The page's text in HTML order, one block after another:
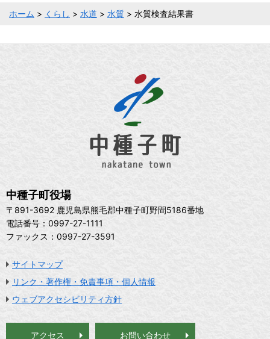
ホーム > くらし > 水道 > 水質 > 水質検査結果書
中種子町役場
〒891-3692 鹿児島県熊毛郡中種子町野間5186番地
電話番号：0997-27-1111
ファックス：0997-27-3591
サイトマップ
リンク・著作権・免責事項・個人情報
ウェブアクセシビリティ方針
アクセス お問い合わせ